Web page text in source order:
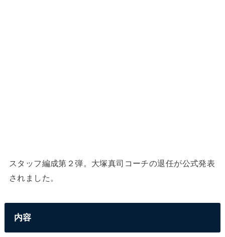
スタッフ編成第２弾。大塚真司コーチの退任が公式発表
されました。
内容